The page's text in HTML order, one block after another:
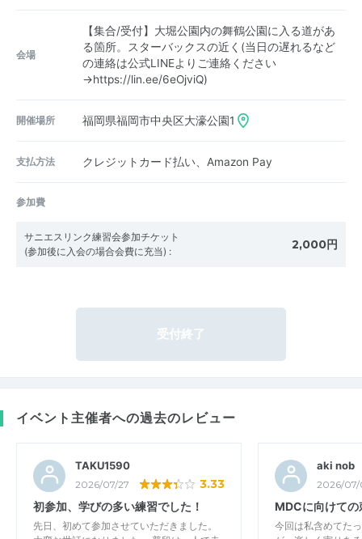
会場
【集合/受付】大堀公園内の舞鶴公園に入る道があ
る箇所。スターバックスの近く(当日の遅れるなど
の連絡は公式LINEよりご連絡ください
→https://lin.ee/6eOjviQ)
開催場所 福岡県福岡市中央区大濠公園1
支払方法 クレジットカード払い、Amazon Pay
参加費
サニエスリンク練習会参加チケット
(参加後に入会の場合会費に充当) : 2,000円
受付終了
イベント主催者への過去のレビュー
TAKU1590
2026/07/27 3.33
初参加、学びの多い練習でした！
先日、初めて参加させていただきました。
aki nob
2026/
MDCに向けての
今回は私含めてた